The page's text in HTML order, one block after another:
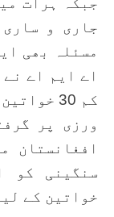
جاری و
مسئلہ بھی
اے ایم اے
کم 30
ورزی پر
افغانستان
سنگینی کو
خواتین کے